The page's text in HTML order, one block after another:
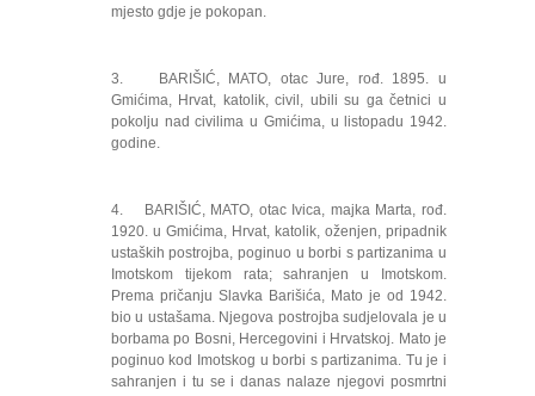
mjesto gdje je pokopan.
3. BARIŠIĆ, MATO, otac Jure, rođ. 1895. u
Gmićima, Hrvat, katolik, civil, ubili su ga četnici u
pokolju nad civilima u Gmićima, u listopadu 1942.
godine.
4. BARIŠIĆ, MATO, otac Ivica, majka Marta, rođ.
1920. u Gmićima, Hrvat, katolik, oženjen, pripadnik
ustaških postrojba, poginuo u borbi s partizanima u
Imotskom tijekom rata; sahranjen u Imotskom.
Prema pričanju Slavka Barišića, Mato je od 1942.
bio u ustašama. Njegova postrojba sudjelovala je u
borbama po Bosni, Hercegovini i Hrvatskoj. Mato je
poginuo kod Imotskog u borbi s partizanima. Tu je i
sahranjen i tu se i danas nalaze njegovi posmrtni